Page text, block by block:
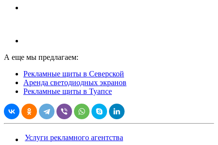
А еще мы предлагаем:
Рекламные щиты в Северской
Аренда светодиодных экранов
Рекламные щиты в Туапсе
Услуги рекламного агентства